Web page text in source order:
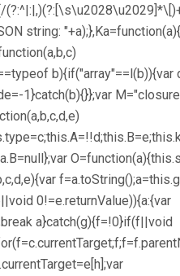
string:
b){if("array"==l(b)){var
1}catch(b){}};var
0!=e.returnValue)){a:{var
a}catch(g){f=!0}if(f||void